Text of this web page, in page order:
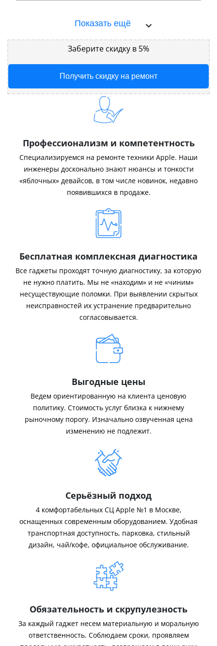
Показать ещё
Заберите скидку в 5%
Получить скидку на ремонт
Профессионализм и компетентность
Специализируемся на ремонте техники Apple. Наши
инженеры досконально знают нюансы и тонкости
«яблочных» девайсов, в том числе новинок, недавно
появившихся в продаже.
Бесплатная комплексная диагностика
Все гаджеты проходят точную диагностику, за которую
не нужно платить. Мы не «находим» и не «чиним»
несуществующие поломки. При выявлении скрытых
неисправностей их устранение предварительно
согласовывается.
Выгодные цены
Ведем ориентированную на клиента ценовую
политику. Стоимость услуг близка к нижнему
рыночному порогу. Изначально озвученная цена
изменению не подлежит.
Серьёзный подход
4 комфортабельных СЦ Apple №1 в Москве,
оснащенных современным оборудованием. Удобная
транспортная доступность, парковка, стильный
дизайн, чай/кофе, официальное обслуживание.
Обязательность и скрупулезность
За каждый гаджет несем материальную и моральную
ответственность. Соблюдаем сроки, проявляем